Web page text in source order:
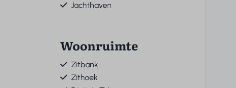
Jachthaven
Woonruimte
Zitbank
Zithoek